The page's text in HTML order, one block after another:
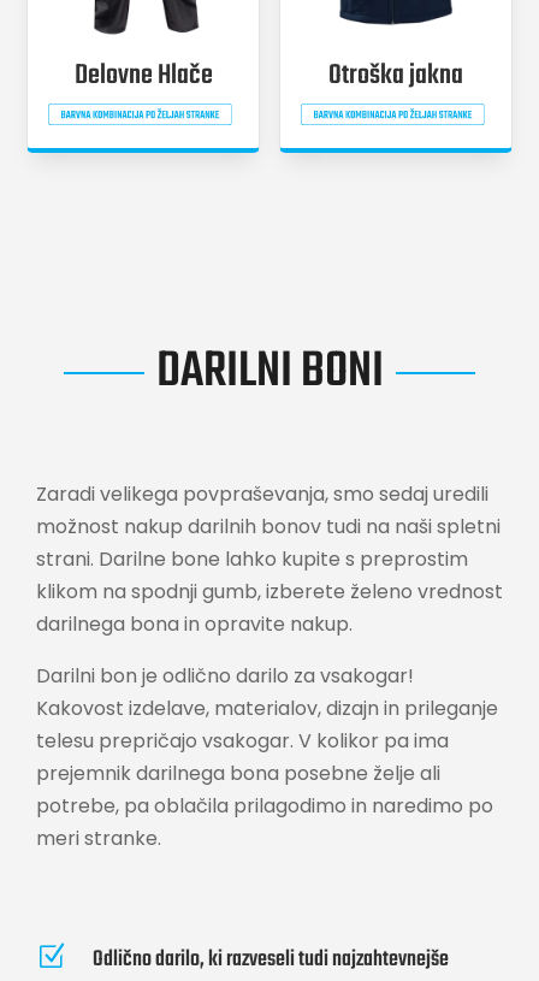
Delovne Hlače Otroška jakna
DARILNI BONI
Zaradi velikega povpraševanja, smo sedaj uredili
možnost nakup darilnih bonov tudi na naši spletni
strani. Darilne bone lahko kupite s preprostim
klikom na spodnji gumb, izberete želeno vrednost
darilnega bona in opravite nakup.
Darilni bon je odlično darilo za vsakogar!
Kakovost izdelave, materialov, dizajn in prileganje
telesu prepričajo vsakogar. V kolikor pa ima
prejemnik darilnega bona posebne želje ali
potrebe, pa oblačila prilagodimo in naredimo po
meri stranke.
Z Odlično darilo, ki razveseli tudi najzahtevnejše